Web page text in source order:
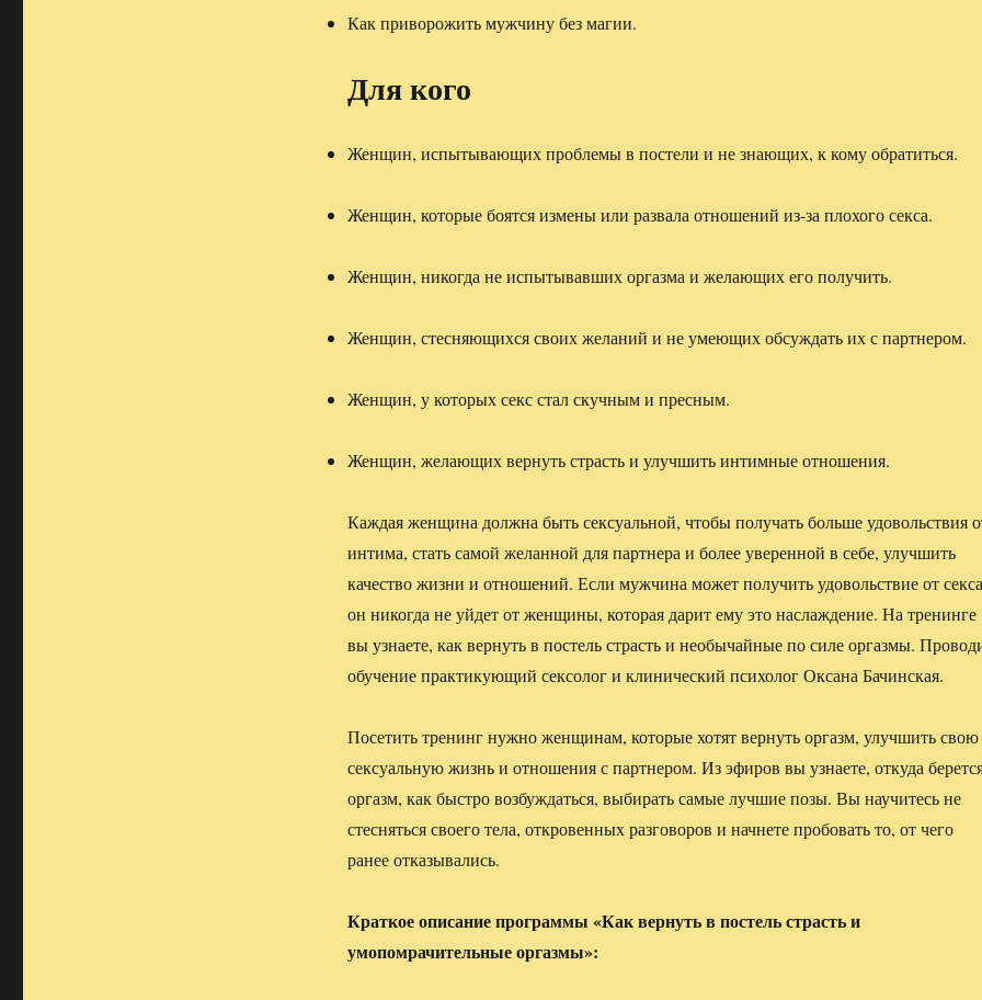
Как приворожить мужчину без магии.
Для кого
Женщин, испытывающих проблемы в постели и не знающих, к кому обратиться.
Женщин, которые боятся измены или развала отношений из-за плохого секса.
Женщин, никогда не испытывавших оргазма и желающих его получить.
Женщин, стесняющихся своих желаний и не умеющих обсуждать их с партнером.
Женщин, у которых секс стал скучным и пресным.
Женщин, желающих вернуть страсть и улучшить интимные отношения.
Каждая женщина должна быть сексуальной, чтобы получать больше удовольствия
интима, стать самой желанной для партнера и более уверенной в себе, улучшить
качество жизни и отношений. Если мужчина может получить удовольствие от
он никогда не уйдет от женщины, которая дарит ему это наслаждение. На тренинге
вы узнаете, как вернуть в постель страсть и необычайные по силе оргазмы.
обучение практикующий сексолог и клинический психолог Оксана Бачинская.
Посетить тренинг нужно женщинам, которые хотят вернуть оргазм, улучшить свою
сексуальную жизнь и отношения с партнером. Из эфиров вы узнаете, откуда
оргазм, как быстро возбуждаться, выбирать самые лучшие позы. Вы научитесь не
стесняться своего тела, откровенных разговоров и начнете пробовать то, от чего
ранее отказывались.
Краткое описание программы «Как вернуть в постель страсть и
умопомрачительные оргазмы»: